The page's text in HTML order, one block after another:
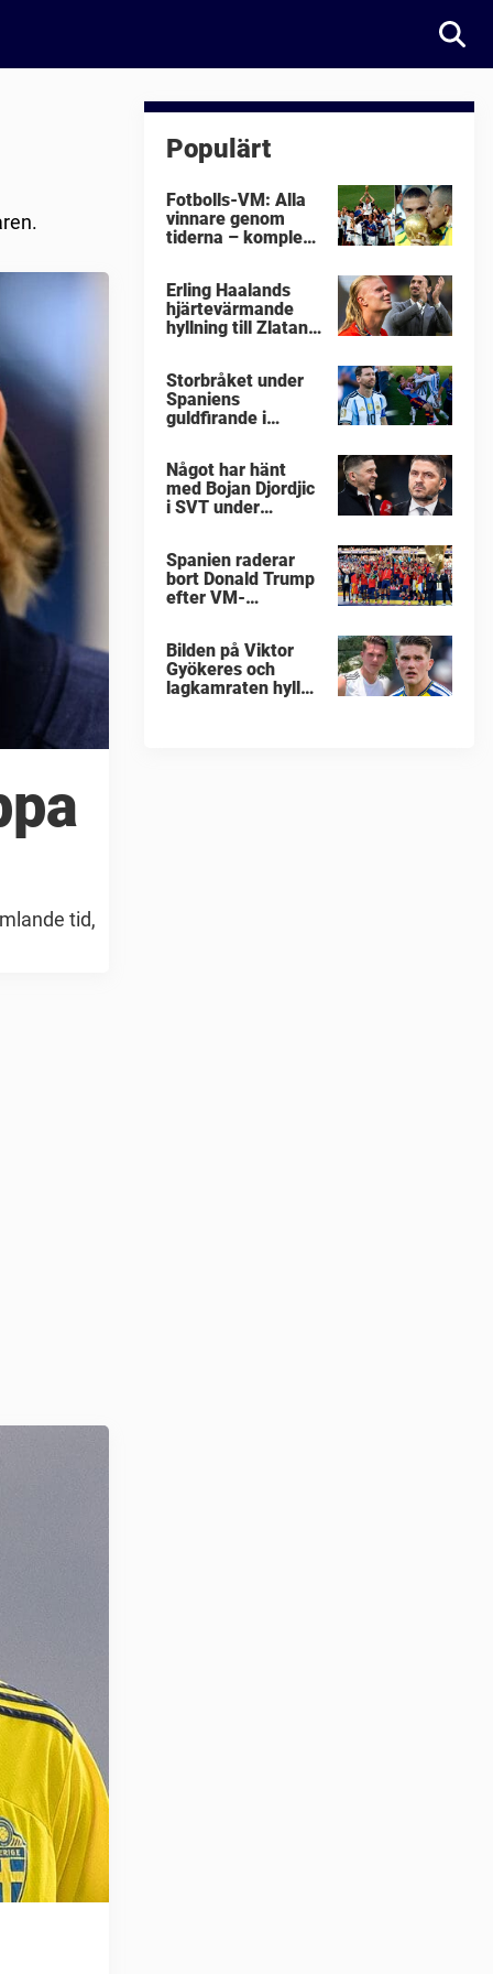
tid,
Populärt
Fotbolls-VM: Alla
vinnare genom
tiderna – komplett
Erling Haalands
hjärtevärmande
hyllning till Zlatan
Storbråket under
Spaniens
guldfirande i
Något har hänt
med Bojan Djordjic
i SVT under
Spanien raderar
bort Donald Trump
efter VM-
Bilden på Viktor
Gyökeres och
lagkamraten hyllas